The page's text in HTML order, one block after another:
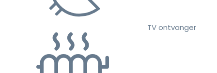
TV ontvanger